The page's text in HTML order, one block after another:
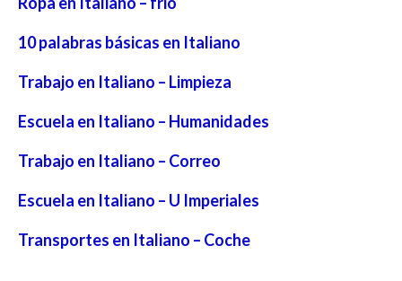
10 palabras básicas en Italiano
Trabajo en Italiano – Limpieza
Escuela en Italiano – Humanidades
Trabajo en Italiano – Correo
Escuela en Italiano – U Imperiales
Transportes en Italiano – Coche